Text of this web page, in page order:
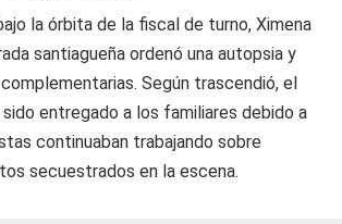
la órbita de la fiscal de turno, Ximena
santiagueña ordenó una autopsia y
Según trascendió, el
sido entregado a los familiares debido a
continuaban trabajando sobre
secuestrados en la escena.